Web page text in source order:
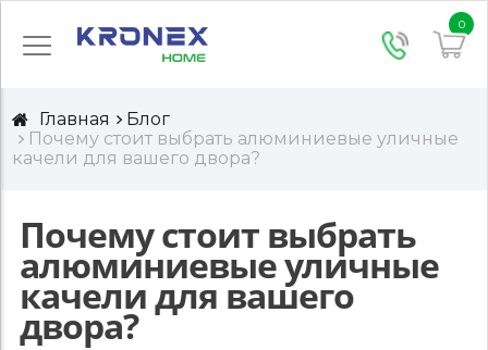
0
Главная
Блог
Почему стоит выбрать алюминиевые уличные
качели для вашего двора?
Почему стоит выбрать
алюминиевые уличные
качели для вашего
двора?